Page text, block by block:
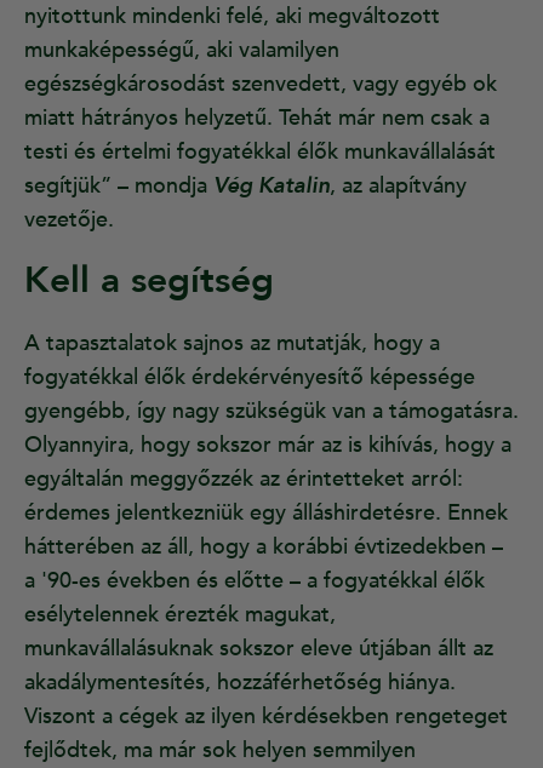
nyitottunk mindenki felé, aki megváltozott
munkaképességű, aki valamilyen
egészségkárosodást szenvedett, vagy egyéb ok
miatt hátrányos helyzetű. Tehát már nem csak a
testi és értelmi fogyatékkal élők munkavállalását
segítjük” – mondja Vég Katalin, az alapítvány
vezetője.
Kell a segítség
A tapasztalatok sajnos az mutatják, hogy a
fogyatékkal élők érdekérvényesítő képessége
gyengébb, így nagy szükségük van a támogatásra.
Olyannyira, hogy sokszor már az is kihívás, hogy a
egyáltalán meggyőzzék az érintetteket arról:
érdemes jelentkezniük egy álláshirdetésre. Ennek
hátterében az áll, hogy a korábbi évtizedekben –
a '90-es években és előtte – a fogyatékkal élők
esélytelennek érezték magukat,
munkavállalásuknak sokszor eleve útjában állt az
akadálymentesítés, hozzáférhetőség hiánya.
Viszont a cégek az ilyen kérdésekben rengeteget
fejlődtek, ma már sok helyen semmilyen